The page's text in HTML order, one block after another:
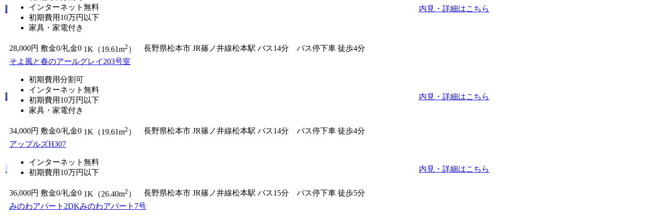
インターネット無料
初期費用10万円以下
家具・家電付き
内見・詳細はこちら
28,000円 敷金0/礼金0 1K（19.61m2 ） 長野県松本市 JR篠ノ井線松本駅 バス14分 バス停下車 徒歩4分
そよ風と春のアールグレイ203号室
初期費用分割可
インターネット無料
初期費用10万円以下
家具・家電付き
内見・詳細はこちら
34,000円 敷金0/礼金0 1K（19.61m2 ） 長野県松本市 JR篠ノ井線松本駅 バス14分 バス停下車 徒歩4分
アップルズH307
インターネット無料
初期費用10万円以下
内見・詳細はこちら
36,000円 敷金0/礼金0 1K（26.40m2 ） 長野県松本市 JR篠ノ井線松本駅 バス15分 バス停下車 徒歩5分
みのわアパート2DKみのわアパート7号